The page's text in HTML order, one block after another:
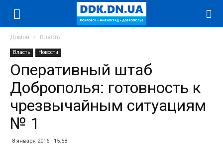
Домой Власть
Власть Новости
Оперативный штаб
Доброполья: готовность к
чрезвычайным ситуациям
№ 1
8 января 2016 - 15:58